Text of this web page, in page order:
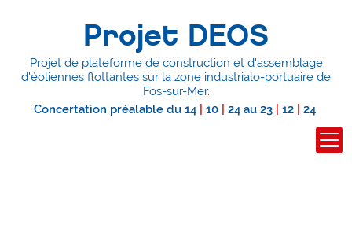
Projet DEOS
Projet de plateforme de construction et d'assemblage
d'éoliennes flottantes sur la zone industrialo-portuaire de
Fos-sur-Mer.
Concertation préalable du 14 10 24au 23 12 24